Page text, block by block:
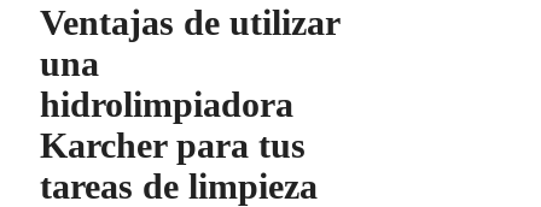
Ventajas de utilizar
una
hidrolimpiadora
Karcher para tus
tareas de limpieza